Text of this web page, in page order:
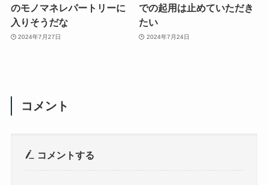
のモノマネレパートリーに
入りそうだな
2024年7月27日
での起用は止めていただき
たい
2024年7月24日
コメント
コメントする